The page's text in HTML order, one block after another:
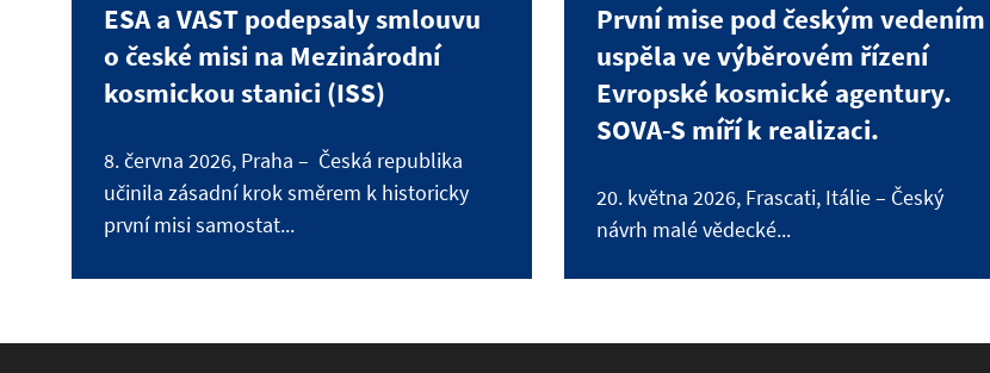
ESA a VAST podepsaly smlouvu
o české misi na Mezinárodní
kosmickou stanici (ISS)
8. června 2026, Praha – Česká republika
učinila zásadní krok směrem k historicky
první misi samostat...
První mise pod českým vedením
uspěla ve výběrovém řízení
Evropské kosmické agentury.
SOVA-S míří k realizaci.
20. května 2026, Frascati, Itálie – Český
návrh malé vědecké...